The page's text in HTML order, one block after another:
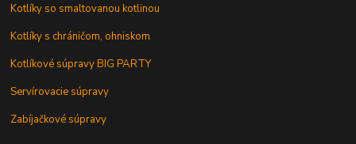
Kotlíky so smaltovanou kotlinou
Kotlíky s chráničom, ohniskom
Kotlíkové súpravy BIG PARTY
Servírovacie súpravy
Zabíjačkové súpravy